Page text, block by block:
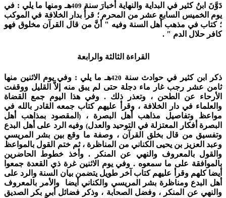
دَوَّنَ ابنُ كثير في البداية والنهاية أخبارَ سنة 409هـ ومنها ما يلي : في
يوم الخميس السابع عشر من المحرم ؛ قرأُ بدار الخلافة في الموكب
؛ كتاب في مذهب أهل السنة وفيه " أنَّ من قال القرآن مخلوق فهو
كافر حلال الدم " .
القراءة الثالثة والرابعة
ذكر ابن كثير في حوادث سنة 420هـ ما يلي : وفي يوم الاثنين منها
ثامن عشر رجب غار ماء دجلة حتى لم يبق منه إلاَّ القليل ووقفت
الأرحاء عن الطحن ، وتعذر ذلك . وفي هذا اليوم جمع القضاة
والعلماء في دار الخلافة ، وقرأ عليهم كتاب جمعه القادر بالله في
مواعظ وتفاصيل مذاهب أهل البصرة ،( المقصود بمذاهب أهل
البصرة أفكار المعتزلة في التوحيد والعدل) وفيه الرد على أهل البدع
وتفسيق من قال بخلق القرآن ، وصفة ما وقع بين بشر المريسي
وعبد العزيز بن يحيى الكناني من المناظرة ، ثم ختم القول بالمواعظ
والقول بالمعروف والنهي عن المنكر . وأخذ خطوط الحاضرين
بالموافقة على ما سمعوه . وفي يوم الاثنين غرة ذي القعدة جمعوا
أيضا كلهم وقرأ عليهم كتاب آخر طويل يتضمن بيان السنة والرد على
أهل البدع ومناظرة بشر المريسي والكناني أيضا والأمر بالمعروف
والنهي عن المنكر ، وفضل الصحابة ، وذكر فضائل أبي بكر الصديق